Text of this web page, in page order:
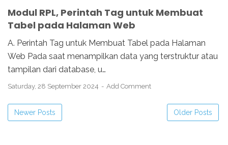
Modul RPL, Perintah Tag untuk Membuat
Tabel pada Halaman Web
A. Perintah Tag untuk Membuat Tabel pada Halaman
Web Pada saat menampilkan data yang terstruktur atau
tampilan dari database, u…
Saturday, 28 September 2024 Add Comment
Newer Posts Older Posts